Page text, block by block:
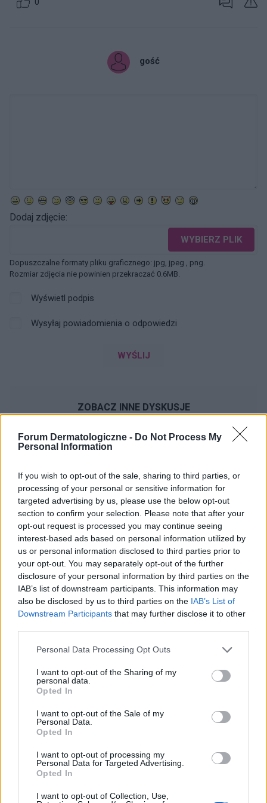
Forum Dermatologiczne - Do Not Process My
Personal Information
If you wish to opt-out of the sale, sharing to third parties, or
processing of your personal or sensitive information for
targeted advertising by us, please use the below opt-out
section to confirm your selection. Please note that after your
opt-out request is processed you may continue seeing
interest-based ads based on personal information utilized by
us or personal information disclosed to third parties prior to
your opt-out. You may separately opt-out of the further
disclosure of your personal information by third parties on the
IAB’s list of downstream participants. This information may
also be disclosed by us to third parties on the IAB’s List of
Downstream Participants that may further disclose it to other
Personal Data Processing Opt Outs
I want to opt-out of the Sharing of my
personal data.
Opted In
I want to opt-out of the Sale of my
Personal Data.
Opted In
I want to opt-out of processing my
Personal Data for Targeted Advertising.
Opted In
I want to opt-out of Collection, Use,
gość
Dodaj zdjęcie:
WYBIERZ PLIK
Dopuszczalne formaty pliku graficznego: jpg, jpeg , png.
Rozmiar zdjęcia nie powinien przekraczać 0.6MB.
Wyświetl podpis
Wysyłaj powiadomienia o odpowiedzi
WYŚLIJ
ZOBACZ INNE DYSKUSJE
gość
Polecam grupę na Facebook
Hej, chciałam wam polecić grupę na fb. Może
komuś z was pomoże :)
https://www.facebook.com/groups/3805942399710771
Forum:Dermatologia - grupa dla rodziny i
pacjenta
gość
Świerzb
5 tyg temu stwierdził dermatolog u mnie świerzb
miałem tylko pojedyncze chrostki na nogach i
między palcami rąk grudki wodne tydzień po
zakończeniu kuracji maścią siarkową 10% przez
3 dni bez kąpania wyszła mi wysypka na nogach
łydki bardziej pieklo niż swędziło dermatolog
stwierdził ,że to podrażnienie i kazał nawilżać
całe ciało kremem dla dzieci jakimś na nogach
Forum:Dermatologia - grupa dla rodziny i
gość